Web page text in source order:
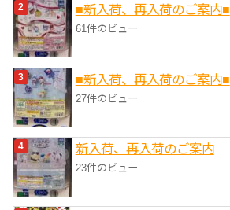
■新入荷、再入荷のご案内■
61件のビュー
■新入荷、再入荷のご案内■
27件のビュー
新入荷、再入荷のご案内
23件のビュー